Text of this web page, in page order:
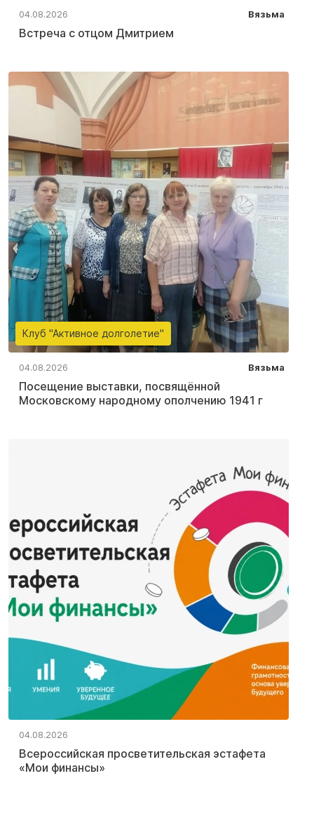
04.08.2026 Вязьма
Встреча с отцом Дмитрием
Клуб "Активное долголетие"
04.08.2026 Вязьма
Посещение выставки, посвящённой
Московскому народному ополчению 1941 г
04.08.2026
Всероссийская просветительская эстафета
«Мои финансы»